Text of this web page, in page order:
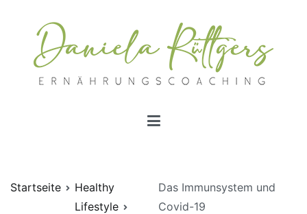
Startseite
Healthy
Lifestyle
Das Immunsystem und
Covid-19